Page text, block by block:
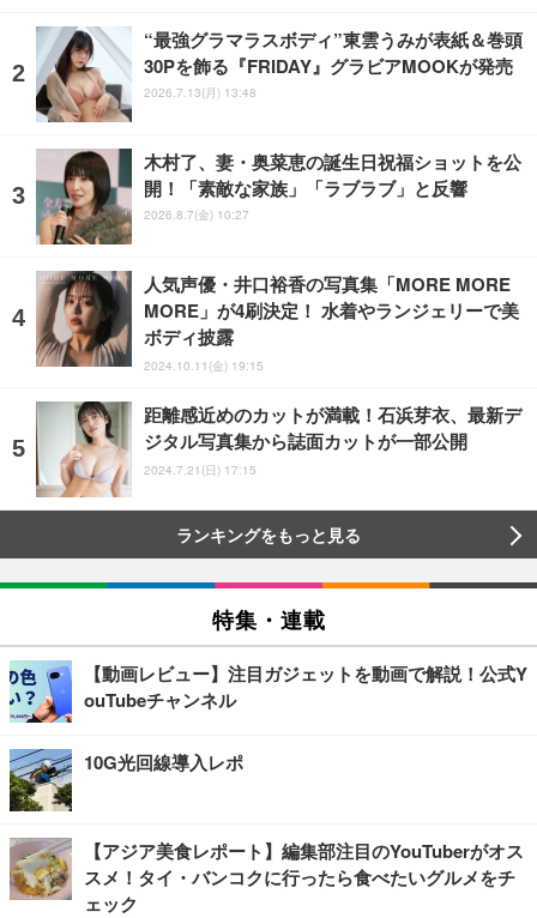
“最強グラマラスボディ”東雲うみが表紙＆巻頭
30Pを飾る『FRIDAY』グラビアMOOKが発売
2026.7.13(月) 13:48
木村了、妻・奥菜恵の誕生日祝福ショットを公
開！「素敵な家族」「ラブラブ」と反響
2026.8.7(金) 10:27
人気声優・井口裕香の写真集「MORE MORE
MORE」が4刷決定！ 水着やランジェリーで美
ボディ披露
2024.10.11(金) 19:15
距離感近めのカットが満載！石浜芽衣、最新デ
ジタル写真集から誌面カットが一部公開
2024.7.21(日) 17:15
ランキングをもっと見る
特集・連載
【動画レビュー】注目ガジェットを動画で解説！公式Y
ouTubeチャンネル
10G光回線導入レポ
【アジア美食レポート】編集部注目のYouTuberがオス
スメ！タイ・バンコクに行ったら食べたいグルメをチ
ェック